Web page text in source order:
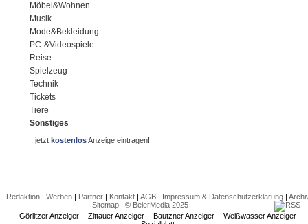
Möbel&Wohnen
Musik
Mode&Bekleidung
PC-&Videospiele
Reise
Spielzeug
Technik
Tickets
Tiere
Sonstiges
...jetztkostenlosAnzeige eintragen!
Redaktion| Werben| Partner| Kontakt| AGB| Impressum & Datenschutzerklärung|
Sitemap| © BeierMedia 2025
Görlitzer Anzeiger
Zittauer Anzeiger Bautzner Anzeiger
Weißwasser Anzeiger